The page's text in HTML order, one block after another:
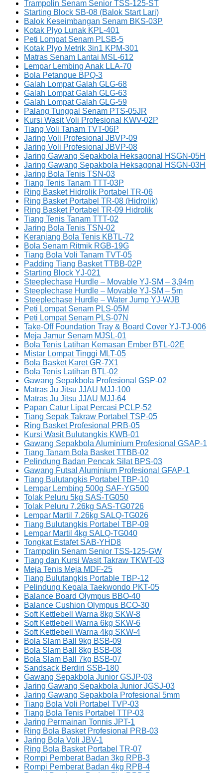
Trampolin Senam Senior TSS-125-ST
Starting Block SB-08 (Balok Start Lari)
Balok Keseimbangan Senam BKS-03P
Kotak Plyo Lunak KPL-401
Peti Lompat Senam PLSB-5
Kotak Plyo Metrik 3in1 KPM-301
Matras Senam Lantai MSL-612
Lempar Lembing Anak LLA-70
Bola Petanque BPQ-3
Galah Lompat Galah GLG-68
Galah Lompat Galah GLG-63
Galah Lompat Galah GLG-59
Palang Tunggal Senam PTS-05JR
Kursi Wasit Voli Profesional KWV-02P
Tiang Voli Tanam TVT-06P
Jaring Voli Profesional JBVP-09
Jaring Voli Profesional JBVP-08
Jaring Gawang Sepakbola Heksagonal HSGN-05H
Jaring Gawang Sepakbola Heksagonal HSGN-03H
Jaring Bola Tenis TSN-03
Tiang Tenis Tanam TTT-03P
Ring Basket Hidrolik Portabel TR-06
Ring Basket Portabel TR-08 (Hidrolik)
Ring Basket Portabel TR-09 Hidrolik
Tiang Tenis Tanam TTT-02
Jaring Bola Tenis TSN-02
Keranjang Bola Tenis KBTL-72
Bola Senam Ritmik RGB-19G
Tiang Bola Voli Tanam TVT-05
Padding Tiang Basket TTBB-02P
Starting Block YJ-021
Steeplechase Hurdle – Movable YJ-SM – 3,94m
Steeplechase Hurdle – Movable YJ-SM – 5m
Steeplechase Hurdle – Water Jump YJ-WJB
Peti Lompat Senam PLS-05M
Peti Lompat Senam PLS-07N
Take-Off Foundation Tray & Board Cover YJ-TJ-006
Meja Jamur Senam MJSL-01
Bola Tenis Latihan Kemasan Ember BTL-02E
Mistar Lompat Tinggi MLT-05
Bola Basket Karet GR-7X1
Bola Tenis Latihan BTL-02
Gawang Sepakbola Profesional GSP-02
Matras Ju Jitsu JJAU MJJ-100
Matras Ju Jitsu JJAU MJJ-64
Papan Catur Lipat Percasi PCLP-52
Tiang Sepak Takraw Portabel TSP-05
Ring Basket Profesional PRB-05
Kursi Wasit Bulutangkis KWB-01
Gawang Sepakbola Aluminium Profesional GSAP-1
Tiang Tanam Bola Basket TTBB-02
Pelindung Badan Pencak Silat BPS-03
Gawang Futsal Aluminium Profesional GFAP-1
Tiang Bulutangkis Portabel TBP-10
Lempar Lembing 500g SAF-YG500
Tolak Peluru 5kg SAS-TG050
Tolak Peluru 7.26kg SAS-TG0726
Lempar Martil 7.26kg SALQ-TG026
Tiang Bulutangkis Portabel TBP-09
Lempar Martil 4kg SALQ-TG040
Tongkat Estafet SAB-YHD8
Trampolin Senam Senior TSS-125-GW
Tiang dan Kursi Wasit Takraw TKWT-03
Meja Tenis Meja MDF-25
Tiang Bulutangkis Portable TBP-12
Pelindung Kepala Taekwondo PKT-05
Balance Board Olympus BBO-40
Balance Cushion Olympus BCO-30
Soft Kettlebell Warna 8kg SKW-8
Soft Kettlebell Warna 6kg SKW-6
Soft Kettlebell Warna 4kg SKW-4
Bola Slam Ball 9kg BSB-09
Bola Slam Ball 8kg BSB-08
Bola Slam Ball 7kg BSB-07
Sandsack Berdiri SSB-180
Gawang Sepakbola Junior GSJP-03
Jaring Gawang Sepakbola Junior JGSJ-03
Jaring Gawang Sepakbola Profesional 5mm
Tiang Bola Voli Portabel TVP-03
Tiang Bola Tenis Portabel TTP-03
Jaring Permainan Tonnis JPT-1
Ring Bola Basket Profesional PRB-03
Jaring Bola Voli JBV-1
Ring Bola Basket Portabel TR-07
Rompi Pemberat Badan 3kg RPB-3
Rompi Pemberat Badan 4kg RPB-4